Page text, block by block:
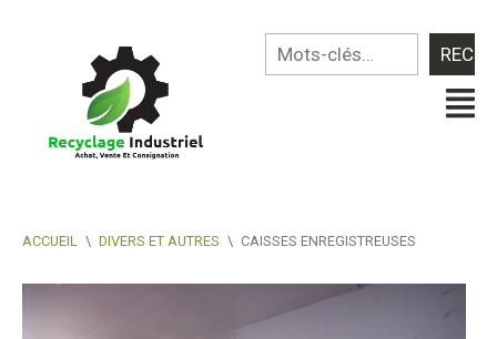
ACCUEIL \ DIVERS ET AUTRES \ CAISSES ENREGISTREUSES